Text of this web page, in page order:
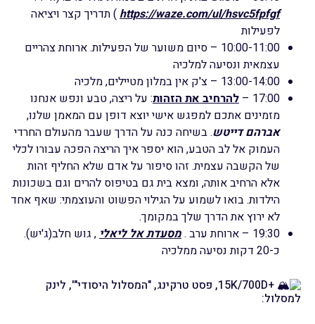
https://waze.com/ul/hsvc5fpfgf) תדריך קצר ויציאה
לפעילות
10:00-11:00 – סיום משוער של הפעילות. ארוחת צהריים
עצמאית ונסיעה למלכיה
13:00-14:00 – צ'ק אין במלון מטיילים, מלכיה
17:00 –
להרחיב את הזהות: על ריצה, טבע ונפש אנחנו
מזמינים אתכם למפגש אישי יוצא דופן עם המאמן שלנו,
אברהם דייטש. בשיחה כנה על הדרך שעבר מהעולם החרדי
העמוק אל לב הטבע, הוא יספר איך הריצה הפכה עבורו לכלי
של הקשבה עצמית. זהו סיפור על אדם שלא החליף זהות
אלא הרחיב אותה, ומצא בית גם בטיפוס להרים וגם בשכונות
הילדות. בואו לשמוע על הגילוי הפשוט והעוצמתי: שאף אחד
לא ירוץ את הדרך שלך במקומך.
19:30 – ארוחת ערב .
מסעדת אל ליאלי, גוש חלב(ג'יש).
כ-20 דקות נסיעה ממלכיה
+15K/700D, פסט טרקינג, "המסלול היסודי"', לינק
למסלול: